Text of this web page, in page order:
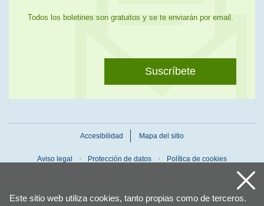
Este sitio web utiliza cookies, tanto propias como de terceros.
Todos los boletines son gratuitos y se te enviarán por email.
Suscríbete
Accesibilidad Mapa del sitio
Aviso legal Protección de datos Política de cookies